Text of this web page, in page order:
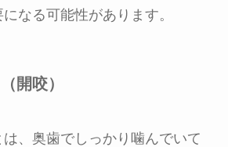
なる可能性があります。
開咬）
、奥歯でしっかり噛んでいて